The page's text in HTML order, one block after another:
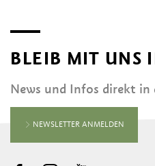
BLEIB MIT UNS
News und Infos direkt in
NEWSLETTER ANMELDEN